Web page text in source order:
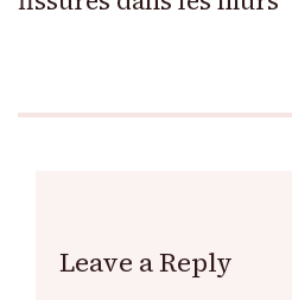
Leave a Reply